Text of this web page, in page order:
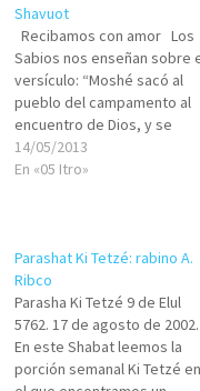
Shavuot
Recibamos con amor Los
Sabios nos enseñan sobre
versículo: “Moshé sacó al
pueblo del campamento al
encuentro de Dios, y se
pararon bajo la montaña”
(Shmot/Éxodo 19:17) No
nos enseñan…
14/05/2013
En «05 Itro»
Parashat Ki Tetzé: rabino A.
Ribco
Parasha Ki Tetzé 9 de Elul
5762. 17 de agosto de 2002.
En este Shabat leemos la
porción semanal Ki Tetzé en